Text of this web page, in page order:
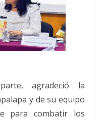
agradeció la
y de su equipo
para combatir los